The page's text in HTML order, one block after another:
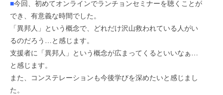
■今回、初めてオンラインでランチョンセミナーを聴くことが
でき、有意義な時間でした。
「異邦人」という概念で、どれだけ沢山救われている人がい
るのだろう…と感じます。
支援者に「異邦人」という概念が広まってくるといいなぁ…
と感じます。
また、コンステレーションも今後学びを深めたいと感じまし
た。